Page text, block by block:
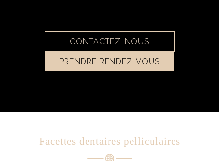
CONTACTEZ-NOUS
PRENDRE RENDEZ-VOUS
Facettes dentaires pelliculaires